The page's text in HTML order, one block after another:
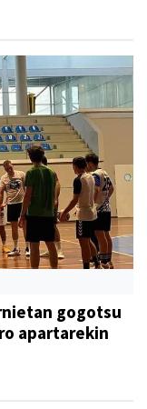
gogotsu
apartarekin